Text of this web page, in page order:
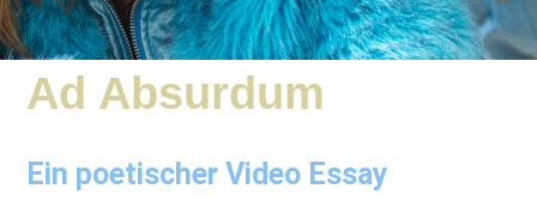
Ad Absurdum
Ein poetischer Video Essay